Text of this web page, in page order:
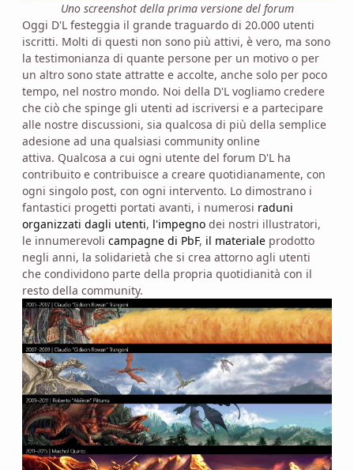
Uno screenshot della prima versione del forum
Oggi D'L festeggia il grande traguardo di 20.000 utenti
iscritti. Molti di questi non sono più attivi, è vero, ma sono
la testimonianza di quante persone per un motivo o per
un altro sono state attratte e accolte, anche solo per poco
tempo, nel nostro mondo. Noi della D'L vogliamo credere
che ciò che spinge gli utenti ad iscriversi e a partecipare
alle nostre discussioni, sia qualcosa di più della semplice
adesione ad una qualsiasi community online
attiva. Qualcosa a cui ogni utente del forum D'L ha
contribuito e contribuisce a creare quotidianamente, con
ogni singolo post, con ogni intervento. Lo dimostrano i
fantastici progetti portati avanti, i numerosi raduni
organizzati dagli utenti, l'impegno dei nostri illustratori,
le innumerevoli campagne di PbF, il materiale prodotto
negli anni, la solidarietà che si crea attorno agli utenti
che condividono parte della propria quotidianità con il
resto della community.